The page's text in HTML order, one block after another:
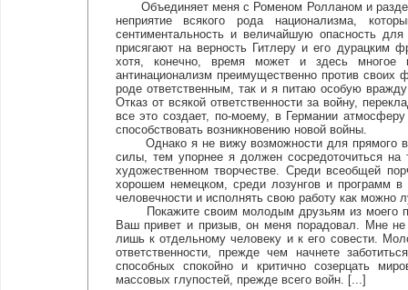
Объединяет меня с Роменом Ролланом и
неприятие всякого рода национализма,
сентиментальность и величайшую опасность
присягают на верность Гитлеру и его дурацким
хотя, конечно, время может и здесь многое
антинационализм преимущественно против своих
роде ответственным, так и я питаю особую
Отказ от всякой ответственности за войну,
все это создает, по-моему, в Германии
способствовать возникновению новой войны.
Однако я не вижу возможности для прямого
силы, тем упорнее я должен сосредоточиться
художественном творчестве. Среди всеобщей
хорошем немецком, среди лозунгов и программ в
человечности и исполнять свою работу как можно
Покажите своим молодым друзьям из моего
Ваш привет и призыв, он меня порадовал. Мне
лишь к отдельному человеку и к его совести.
ответственности, прежде чем начнете
способных спокойно и критично созерцать
массовых глупостей, прежде всего войн. [...]